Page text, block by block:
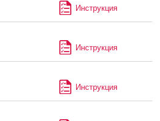
Инструкция
Инструкция
Инструкция